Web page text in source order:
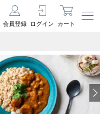
会員登録 ログイン カート